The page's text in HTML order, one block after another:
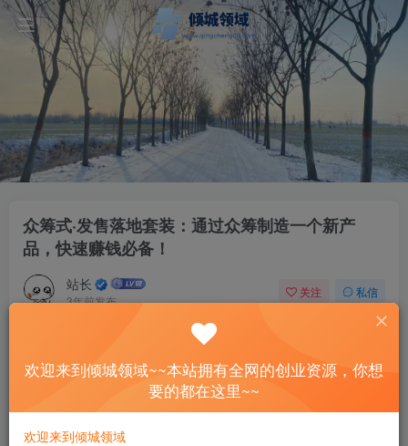
众筹式·发售落地套装：通过众筹制造一个新产
品，快速赚钱必备！
站长
3年前发布
关注 私信
众筹式·发售落地套装：通过众筹制造一个新产品，快速赚钱必备！
此内容为付费资源，请付费后查看
欢迎来到倾城领域~~本站拥有全网的创业资源，你想
要的都在这里~~
欢迎来到倾城领域